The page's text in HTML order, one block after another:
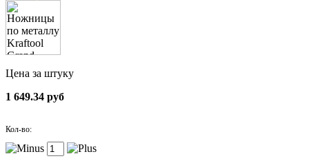
Цена за штуку
1 649.34 руб
Кол-во: